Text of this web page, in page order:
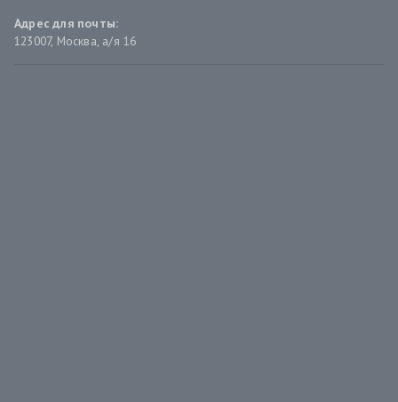
Адрес для почты:
123007, Москва, а/я 16